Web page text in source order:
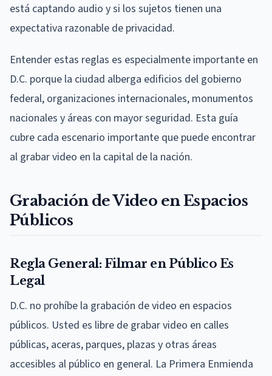
está captando audio y si los sujetos tienen una
expectativa razonable de privacidad.
Entender estas reglas es especialmente importante en
D.C. porque la ciudad alberga edificios del gobierno
federal, organizaciones internacionales, monumentos
nacionales y áreas con mayor seguridad. Esta guía
cubre cada escenario importante que puede encontrar
al grabar video en la capital de la nación.
Grabación de Video en Espacios
Públicos
Regla General: Filmar en Público Es
Legal
D.C. no prohíbe la grabación de video en espacios
públicos. Usted es libre de grabar video en calles
públicas, aceras, parques, plazas y otras áreas
accesibles al público en general. La Primera Enmienda